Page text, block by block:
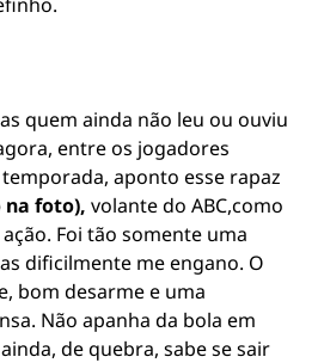
quem ainda não leu ou ouviu
entre os jogadores
aponto esse rapaz
foto), volante do ABC,como
Foi tão somente uma
dificilmente me engano. O
bom desarme e uma
Não apanha da bola em
de quebra, sabe se sair